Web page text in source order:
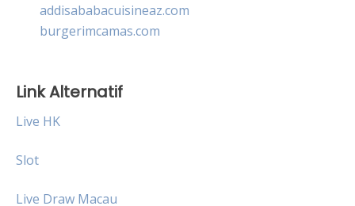
addisababacuisineaz.com
burgerimcamas.com
Link Alternatif
Live HK
Slot
Live Draw Macau